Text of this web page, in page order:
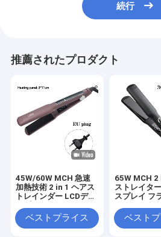
続行
推薦されたプロダクト
45W/60W MCH 急速
加熱技術 2 in 1 ヘアス
トレインダー LCDディ
ロンベストプライス
65W MCH 2
ストレイタ
スプレイ フ
ーラー 3サイ
ベスト